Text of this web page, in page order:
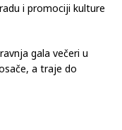
i promociji kulture
gala večeri u
a traje do